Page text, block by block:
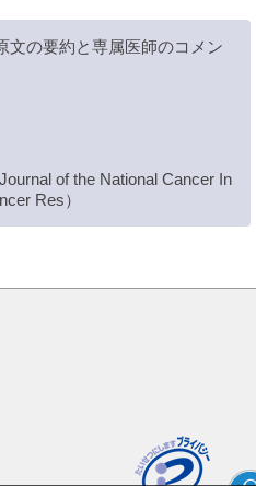
文の要約と専属医師のコメン
of the National Cancer In
Res）